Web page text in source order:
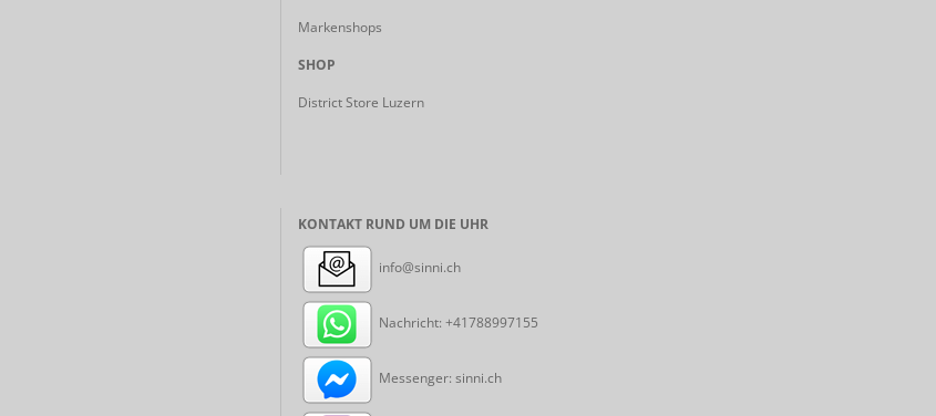
Markenshops
SHOP
District Store Luzern
KONTAKT RUND UM DIE UHR
info@sinni.ch
Nachricht: +41788997155
Messenger: sinni.ch